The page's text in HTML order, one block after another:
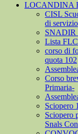
LOCANDINA
CISL
di servizio
SNADIR
Lista
corso di
quota 102
Corso
Primaria-
Sciopero
Sciopero
Snals